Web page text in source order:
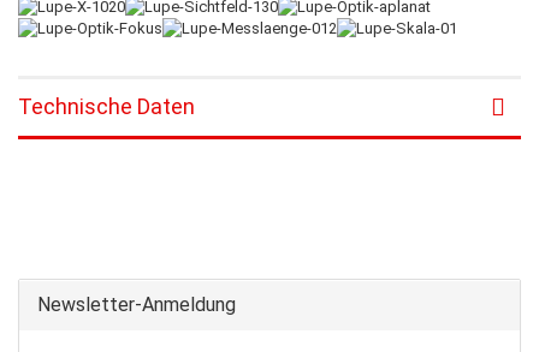
Technische Daten
Newsletter-Anmeldung